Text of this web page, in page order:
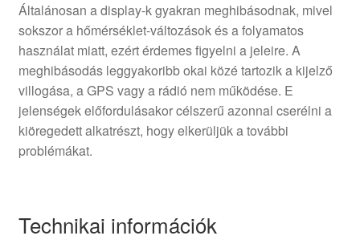
Általánosan a display-k gyakran meghibásodnak, mivel
sokszor a hőmérséklet-változások és a folyamatos
használat miatt, ezért érdemes figyelni a jeleire. A
meghibásodás leggyakoribb okai közé tartozik a kijelző
villogása, a GPS vagy a rádió nem működése. E
jelenségek előfordulásakor célszerű azonnal cserélni a
kiöregedett alkatrészt, hogy elkerüljük a további
problémákat.
Technikai információk